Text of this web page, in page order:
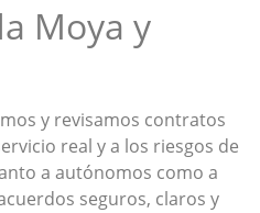
Moya y
y revisamos contratos
real y a los riesgos de
a autónomos como a
seguros, claros y